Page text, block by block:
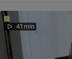
41 min